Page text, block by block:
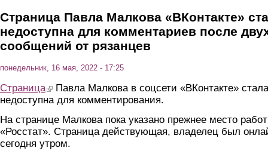
Страница Павла Малкова «ВКонтакте»
недоступна для комментариев после
сообщений от рязанцев
понедельник, 16 мая, 2022 - 17:25
Страница(link is external)
Павла Малкова в соцсети «ВКонтакте» стала
недоступна для комментирования.
На странице Малкова пока указано прежнее место
«Росстат». Страница действующая, владелец был
сегодня утром.